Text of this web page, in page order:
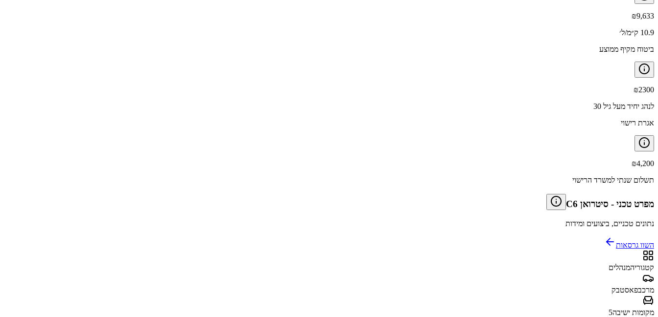
₪9,633
10.9 ק״מ/ל׳
ביטוח מקיף ממוצע
₪2300
לנהג יחיד מעל גיל 30
אגרת רישוי
₪4,200
תשלום שנתי למשרד הרישוי
מפרט טכני - סיטרואן C6
נתונים טכניים, ביצועים ומידות
השוו גרסאות
קטגוריהמנהלים
מרכבפאסטבק
מקומות ישיבה5